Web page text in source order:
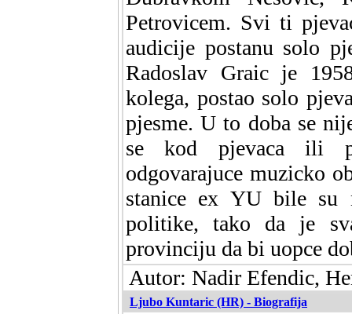
Petrovicem. Svi ti
audicije postanu solo
Radoslav Graic je
kolega, postao solo
pjesme. U to doba se
se kod pjevaca ili
odgovarajuce muzicko
stanice ex YU bile su
politike, tako da je
provinciju da bi uopce
Autor: Nadir Efendic,
Ljubo Kuntaric (HR) - Biografija